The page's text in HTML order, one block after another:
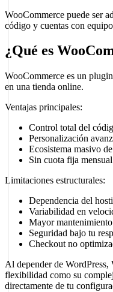
WooCommerce puede ser
código y cuentas con
¿Qué es
WooCommerce es un
en una tienda online.
Ventajas principales:
Control total del
Personalización
Ecosistema masivo
Sin cuota fija
Limitaciones estructurales:
Dependencia del
Variabilidad en
Mayor
Seguridad bajo tu
Checkout no
Al depender de WordPress,
flexibilidad como su
directamente de tu